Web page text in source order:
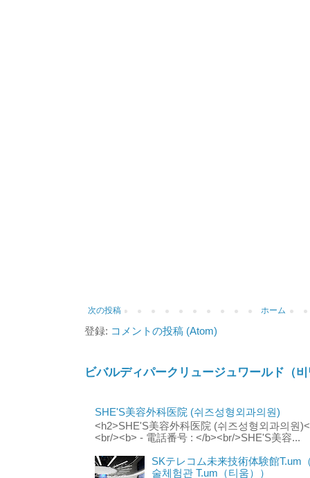
次の投稿 ホーム
登録: コメントの投稿 (Atom)
ビバルディパークリュージュワールド（
SHE'S美容外科医院 (쉬즈성형외과의원)
<h2>SHE'S美容外科医院 (쉬즈성형외과의원
<br/><b> - 電話番号 : </b><br/>SHE'S美容...
SKテレコム未来技術体験館T.um
술체험관 T.um（티움））